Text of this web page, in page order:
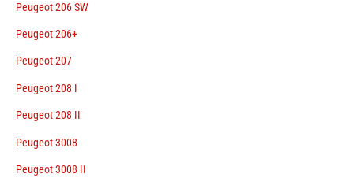
Peugeot 206 SW
Peugeot 206+
Peugeot 207
Peugeot 208 I
Peugeot 208 II
Peugeot 3008
Peugeot 3008 II